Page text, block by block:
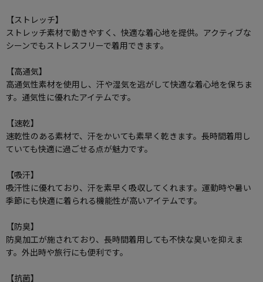
【ストレッチ】
ストレッチ素材で動きやすく、快適な着心地を提供。アクティブな
シーンでもストレスフリーで着用できます。
【高通気】
高通気性素材を使用し、汗や湿気を逃がして快適な着心地を保ちま
す。通気性に優れたアイテムです。
【速乾】
速乾性のある素材で、汗をかいても素早く乾きます。長時間着用し
ていても快適に過ごせる点が魅力です。
【吸汗】
吸汗性に優れており、汗を素早く吸収してくれます。運動時や暑い
季節にも快適に着られる機能性が高いアイテムです。
【防臭】
防臭加工が施されており、長時間着用しても不快な臭いを抑えま
す。外出時や旅行にも便利です。
【抗菌】